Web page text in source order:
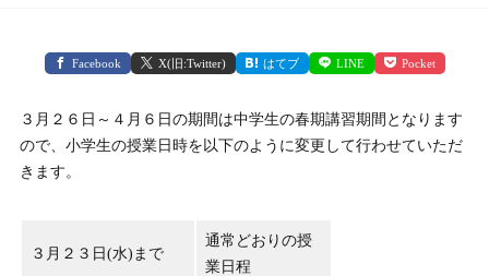
Facebook X(旧:Twitter) はてブ LINE Pocket
３月２６日～４月６日の期間は中学生の春期講習期間となります
ので、小学生の授業日時を以下のように変更して行わせていただ
きます。
３月２３日(水)まで
通常どおりの授
業日程